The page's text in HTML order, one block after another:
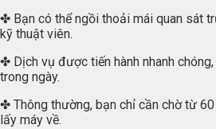
✤ Bạn có thể ngồi thoải mái quan sát
kỹ thuật viên.
✤ Dịch vụ được tiến hành nhanh
trong ngày.
✤ Thông thường, bạn chỉ cần chờ từ
lấy máy về.